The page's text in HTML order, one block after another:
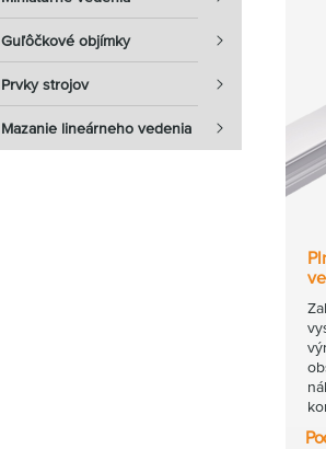
Guľôčkové objímky
Prvky strojov
Mazanie lineárneho vedenia